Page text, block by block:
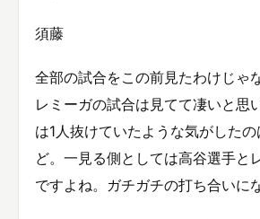
須藤
全部の試合をこの前見たわけじゃ
レミーガの試合は見てて凄いと思
は1人抜けていたような気がした
ど。一見る側としては高谷選手と
ですよね。ガチガチの打ち合いに